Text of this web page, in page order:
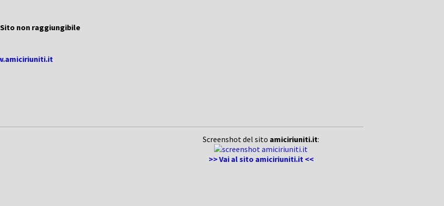
Sito non raggiungibile
Screenshot del sito amiciriuniti.it:
>> Vai al sito amiciriuniti.it <<